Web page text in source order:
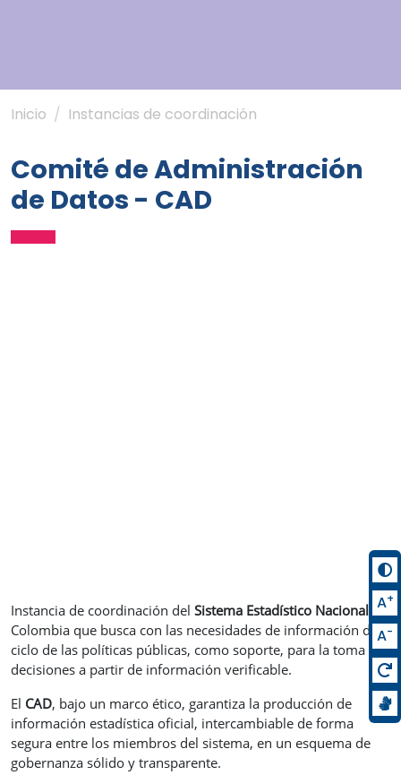
Inicio Instancias de coordinación
Comité de Administración
de Datos - CAD
Instancia de coordinación del Sistema Estadístico Nacional de
Colombia que busca con las necesidades de información del
ciclo de las políticas públicas, como soporte, para la toma de
decisiones a partir de información verificable.
El CAD, bajo un marco ético, garantiza la producción de
información estadística oficial, intercambiable de forma
segura entre los miembros del sistema, en un esquema de
gobernanza sólido y transparente.
A+
A-